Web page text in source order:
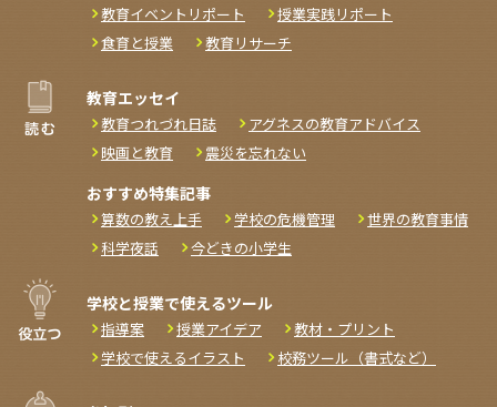
教育イベントリポート
授業実践リポート
食育と授業
教育リサーチ
教育エッセイ
教育つれづれ日誌
アグネスの教育アドバイス
映画と教育
震災を忘れない
おすすめ特集記事
算数の教え上手 学校の危機管理
世界の教育事情
科学夜話
今どきの小学生
学校と授業で使えるツール
指導案 授業アイデア
教材・プリント
学校で使えるイラスト
校務ツール（書式など）